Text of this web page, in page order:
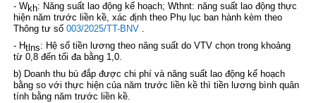
- Wkh: Năng suất lao động kế hoạch; Wthnt: năng suất lao động thực
hiện năm trước liền kề, xác định theo Phụ lục ban hành kèm theo
Thông tư số003/2025/TT-BNV .
- Htlns: Hệ số tiền lương theo năng suất do VTV chọn trong khoảng
từ 0,8 đến tối đa bằng 1,0.
b) Doanh thu bù đắp được chi phí và năng suất lao động kế hoạch
bằng so với thực hiện của năm trước liền kề thì tiền lương bình quân
tính bằng năm trước liền kề.